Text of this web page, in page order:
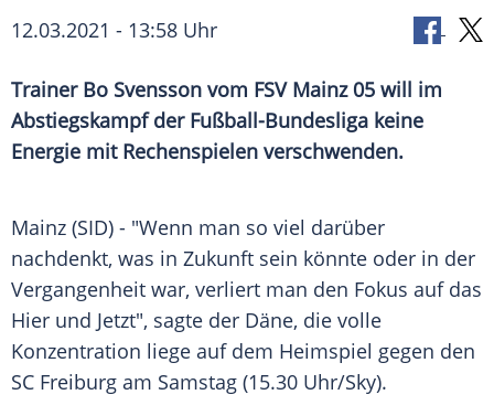
12.03.2021 - 13:58 Uhr
Trainer Bo Svensson vom FSV Mainz 05 will im
Abstiegskampfder Fußball-Bundesliga keine
Energie mit Rechenspielen verschwenden.
Mainz (SID) - "Wenn man so viel darüber
nachdenkt, was in Zukunft sein könnte oder in der
Vergangenheit war, verliert man den Fokus auf das
Hier und Jetzt", sagte der Däne, die volle
Konzentration liege auf dem Heimspiel gegen den
SC Freiburg am Samstag (15.30 Uhr/Sky).